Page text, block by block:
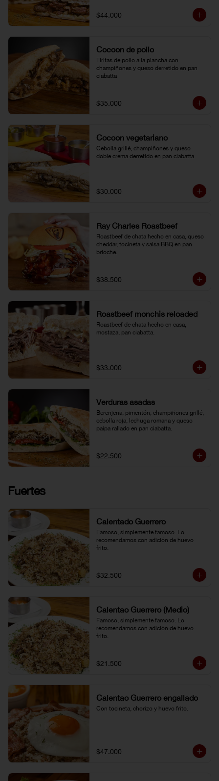
$44.000
Cocoon de pollo
Tiritas de pollo a la plancha con
champiñones y queso derretido en pan
ciabatta
$35.000
Cocoon vegetariano
Cebolla grillé, champiñones y queso
doble crema derretido en pan ciabatta
$30.000
Ray Charles Roastbeef
Roastbeef de chata hecho en casa, queso
cheddar, tocineta y salsa BBQ en pan
brioche.
$38.500
Roastbeef monchis reloaded
Roastbeef de chata hecho en casa,
mostaza, pan ciabatta.
$33.000
Verduras asadas
Berenjena, pimentón, champiñones grillé,
cebolla roja, lechuga romana y queso
paipa rallado en pan ciabatta.
$22.500
Fuertes
Calentado Guerrero
Famoso, simplemente famoso. Lo
recomendamos con adición de huevo
frito.
$32.500
Calentao Guerrero (Medio)
Famoso, simplemente famoso. Lo
recomendamos con adición de huevo
frito.
$21.500
Calentao Guerrero engallado
Con tocineta, chorizo y huevo frito.
$47.000